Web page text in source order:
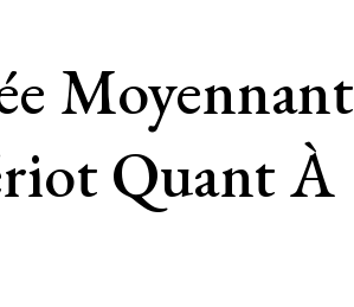
Moyennant
Quant À